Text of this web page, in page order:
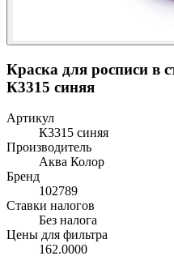
Краска для росписи в
К3315 синяя
Артикул
К3315 синяя
Производитель
Аква Колор
Бренд
102789
Ставки налогов
Без налога
Цены для фильтра
162.0000